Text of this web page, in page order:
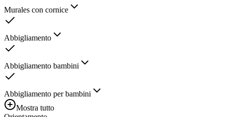
Murales con cornice
Abbigliamento
Abbigliamento bambini
Abbigliamento per bambini
Mostra tutto